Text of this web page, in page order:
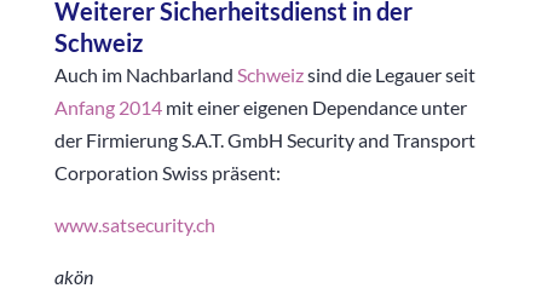
Weiterer Sicherheitsdienst in der
Schweiz
Auch im Nachbarland Schweizsind die Legauer seit
Anfang 2014mit einer eigenen Dependance unter
der Firmierung S.A.T. GmbH Security and Transport
Corporation Swiss präsent:
www.satsecurity.ch
akön